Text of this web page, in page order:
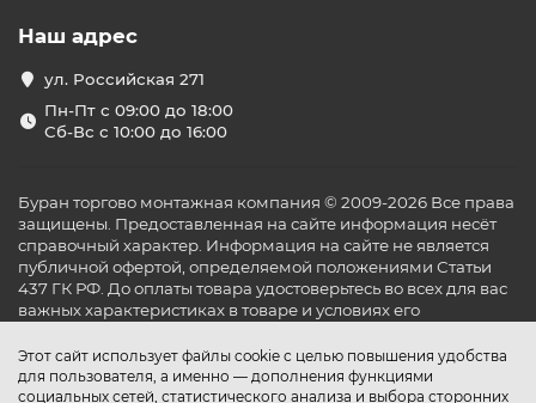
Этот сайт использует файлы cookie с целью повышения удобства
для пользователя, а именно — дополнения функциями
социальных сетей, статистического анализа и выбора сторонних
Наш адрес
ул. Российская 271
Пн-Пт с 09:00 до 18:00
Сб-Вс с 10:00 до 16:00
Буран торгово монтажная компания © 2009-2026 Все права
защищены. Предоставленная на сайте информация несёт
справочный характер. Информация на сайте не является
публичной офертой, определяемой положениями Статьи
437 ГК РФ. До оплаты товара удостоверьтесь во всех для вас
важных характеристиках в товаре и условиях его